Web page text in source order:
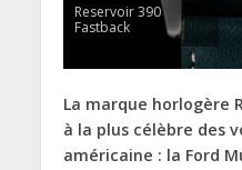
Reservoir 390
Fastback
La marque horlogère
à la plus célèbre des
américaine : la Ford